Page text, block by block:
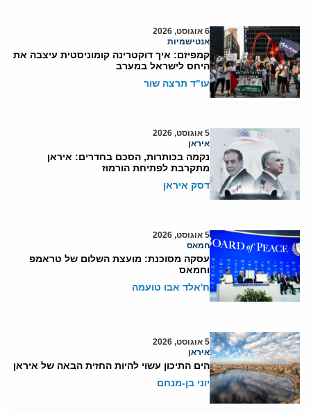
6 אוגוסט, 2026
אנטישמיות
קמפיזם: איך דוקטרינה קומוניסטית עיצבה את
היחס לישראל במערב
עו"ד תרצה שור
5 אוגוסט, 2026
איראן
נקמה בכותרות, הסכם בחדרים: איראן
מתקרבת לפתיחת הורמוז
דסק איראן
5 אוגוסט, 2026
חמאס
עסקה מסוכנת: מועצת השלום של טראמפ
וחמאס
ח'אלד אבו טועמה
5 אוגוסט, 2026
איראן
הים התיכון עשוי להיות החזית הבאה של איראן
יוני בן-מנחם